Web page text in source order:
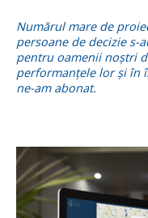
Numărul mare de
persoane de decizie s-
pentru oamenii noștri
performanțele lor și în
ne-am abonat.